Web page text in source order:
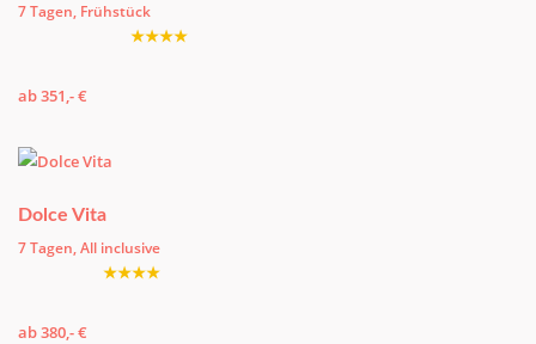
7 Tagen, Frühstück
★★★★
ab 351,- €
Dolce Vita
7 Tagen, All inclusive
★★★★
ab 380,- €